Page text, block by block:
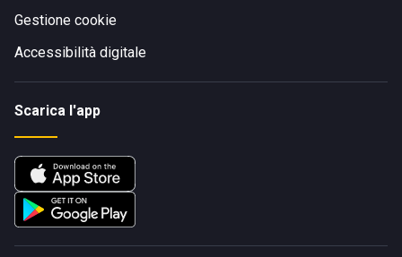
Gestione cookie
Accessibilità digitale
Scarica l'app